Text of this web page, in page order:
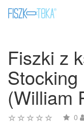
Fiszki z
(William
0